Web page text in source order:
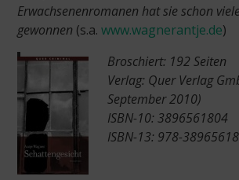
Erwachsenenromanen hat sie schon
gewonnen (s.a.www.wagnerantje.de)
Broschiert: 192 Seiten
Verlag: Quer Verlag
September 2010)
ISBN-10: 3896561804
ISBN-13: 978-